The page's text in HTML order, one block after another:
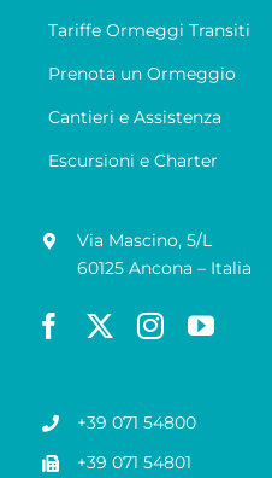
Tariffe Ormeggi Transiti
Prenota un Ormeggio
Cantieri e Assistenza
Escursioni e Charter
Via Mascino, 5/L
60125 Ancona – Italia
+39 071 54800
+39 071 54801